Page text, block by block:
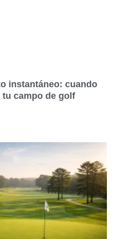
instantáneo: cuando
campo de golf